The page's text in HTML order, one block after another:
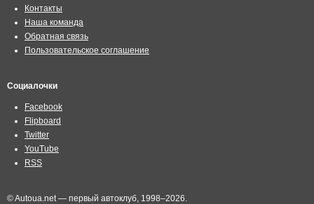
Контакты
Наша команда
Обратная связь
Пользовательское соглашение
Социалочки
Facebook
Flipboard
Twitter
YouTube
RSS
© Autoua.net — первый автоклуб, 1998–2026.